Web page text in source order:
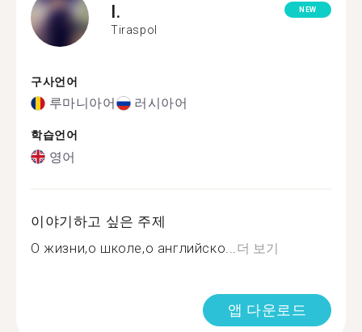
I.
Tiraspol
NEW
구사언어
루마니아어 러시아어
학습언어
영어
이야기하고 싶은 주제
O жизни,о школе,о английско... 더 보기
앱 다운로드